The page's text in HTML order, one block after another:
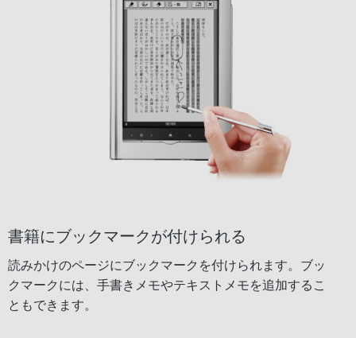
書籍にブックマークが付けられる
読みかけのページにブックマークを付けられます。ブッ
クマークには、手書きメモやテキストメモを追加するこ
ともできます。